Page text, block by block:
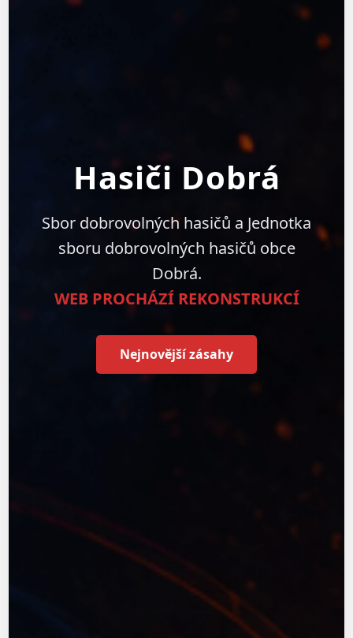
Hasiči Dobrá
Sbor dobrovolných hasičů a Jednotka
sboru dobrovolných hasičů obce
Dobrá.
WEB PROCHÁZÍ REKONSTRUKCÍ
Nejnovější zásahy